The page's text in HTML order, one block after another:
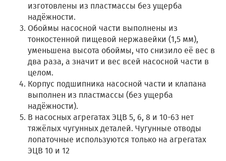
изготовлены из пластмассы без ущерба
надёжности.
Обоймы насосной части выполнены из
тонкостенной пищевой нержавейки (1,5 мм),
уменьшена высота обоймы, что снизило её вес в
два раза, а значит и вес всей насосной части в
целом.
Корпус подшипника насосной части и клапана
выполнен из пластмассы (без ущерба
надёжности).
В насосных агрегатах ЭЦВ 5, 6, 8 и 10-63 нет
тяжёлых чугунных деталей. Чугунные отводы
лопаточные используются только на агрегатах
ЭЦВ 10 и 12